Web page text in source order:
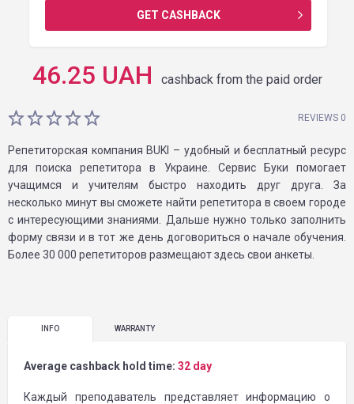
GET CASHBACK
46.25 UAH cashback from the paid order
REVIEWS 0
Репетиторская компания BUKI – удобный и бесплатный ресурс
для поиска репетитора в Украине. Сервис Буки помогает
учащимся и учителям быстро находить друг друга. За
несколько минут вы сможете найти репетитора в своем городе
с интересующими знаниями. Дальше нужно только заполнить
форму связи и в тот же день договориться о начале обучения.
Более 30 000 репетиторов размещают здесь свои анкеты.
INFO WARRANTY
Average cashback hold time: 32 day
Каждый преподаватель представляет информацию о